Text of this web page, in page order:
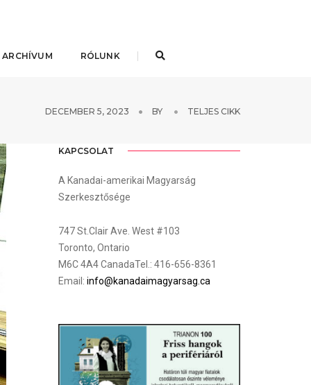
ARCHÍVUM RÓLUNK
DECEMBER 5, 2023 BY TELJES CIKK
KAPCSOLAT
A Kanadai-amerikai Magyarság
Szerkesztősége
747 St.Clair Ave. West #103
Toronto, Ontario
M6C 4A4 CanadaTel.: 416-656-8361
Email: info@kanadaimagyarsag.ca